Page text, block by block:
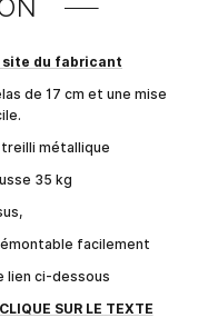
site du fabricant
de 17 cm et une mise
treilli métallique
35 kg
facilement
lien ci-dessous
SUR LE TEXTE